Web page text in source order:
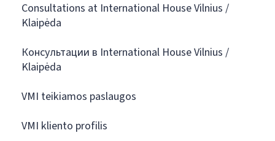
Consultations at International House Vilnius /
Klaipėda
Консультации в International House Vilnius /
Klaipėda
VMI teikiamos paslaugos
VMI kliento profilis